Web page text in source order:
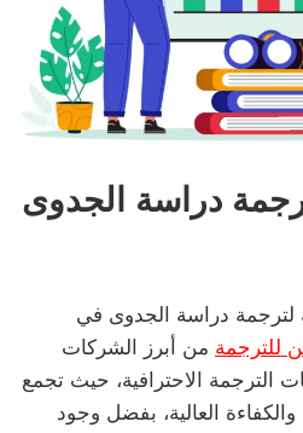
دراسة ا لجدوى
دراسة الجدوى في
للترجمة من أبرز الشركات
الترجمة الاحترافية، حيث تجمع
العالية، بفضل وجود